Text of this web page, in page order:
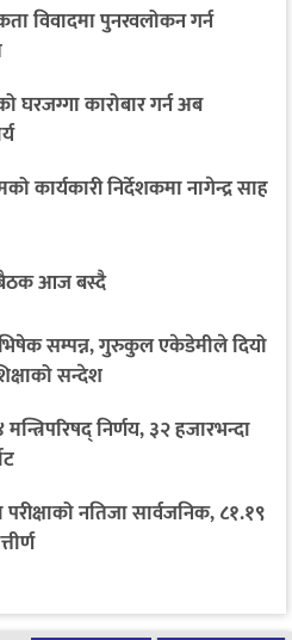
विवादमा पुनरवलोकन गर्न
घरजग्गा कारोबार गर्न अब
कार्यकारी निर्देशकमा नागेन्द्र साह
बैठक आज बस्दै
सम्पन्न, गुरुकुल एकेडेमीले दियो
सन्देश
निर्णय, ३२ हजारभन्दा
नतिजा सार्वजनिक, ८१.१९